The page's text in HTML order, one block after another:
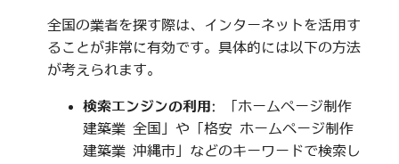
全国の業者を探す際は、インターネットを活用す
ることが非常に有効です。具体的には以下の方法
が考えられます。
検索エンジンの利用 : 「ホームページ制作
建築業 全国」や「格安 ホームページ制作
建築業 沖縄市」などのキーワードで検索し